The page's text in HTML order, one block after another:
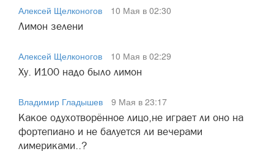
Алексей Щелконогов
10 Мая в 02:30
Лимон зелени
Алексей Щелконогов
10 Мая в 02:29
Ху. И100 надо было лимон
Владимир Гладышев
9 Мая в 23:17
Какое одухотворённое лицо,не играет ли оно на
фортепиано и не балуется ли вечерами
лимериками..?